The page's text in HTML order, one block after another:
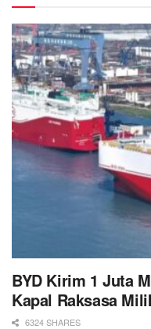
BYD Kirim 1 Juta
Kapal Raksasa
6324 SHARES